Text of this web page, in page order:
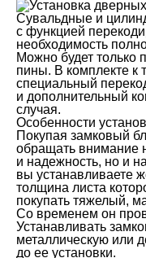
Сувальдные и
с функцией
необходимость
Можно будет только
пины. В комплекте к
специальный
и дополнительный
случая.
Особенности
Покупая замковый
обращать внимание
и надежность, но и
вы устанавливаете
толщина листа
покупать тяжелый,
Со временем он
Устанавливать
металлическую или
до ее установки.